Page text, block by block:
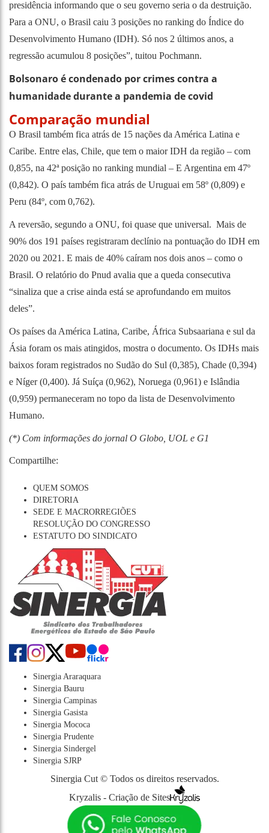
presidência informando que o seu governo seria o da destruição.
Para a ONU, o Brasil caiu 3 posições no ranking do Índice do
Desenvolvimento Humano (IDH). Só nos 2 últimos anos, a
regressão acumulou 8 posições”, tuitou Pochmann.
Bolsonaro é condenado por crimes contra a
humanidade durante a pandemia de covid
Comparação mundial
O Brasil também fica atrás de 15 nações da América Latina e
Caribe. Entre elas, Chile, que tem o maior IDH da região – com
0,855, na 42ª posição no ranking mundial – E Argentina em 47º
(0,842). O país também fica atrás de Uruguai em 58º (0,809) e
Peru (84º, com 0,762).
A reversão, segundo a ONU, foi quase que universal. Mais de
90% dos 191 países registraram declínio na pontuação do IDH em
2020 ou 2021. E mais de 40% caíram nos dois anos – como o
Brasil. O relatório do Pnud avalia que a queda consecutiva
“sinaliza que a crise ainda está se aprofundando em muitos
deles”.
Os países da América Latina, Caribe, África Subsaariana e sul da
Ásia foram os mais atingidos, mostra o documento. Os IDHs mais
baixos foram registrados no Sudão do Sul (0,385), Chade (0,394)
e Níger (0,400). Já Suíça (0,962), Noruega (0,961) e Islândia
(0,959) permaneceram no topo da lista de Desenvolvimento
Humano.
(*) Com informações do jornal O Globo, UOL e G1
Compartilhe:
QUEM SOMOS
DIRETORIA
SEDE E MACRORREGIÕES
RESOLUÇÃO DO CONGRESSO
ESTATUTO DO SINDICATO
Sinergia Araraquara
Sinergia Bauru
Sinergia Campinas
Sinergia Gasista
Sinergia Mococa
Sinergia Prudente
Sinergia Sindergel
Sinergia SJRP
Sinergia Cut © Todos os direitos reservados.
Kryzalis - Criação de Sites